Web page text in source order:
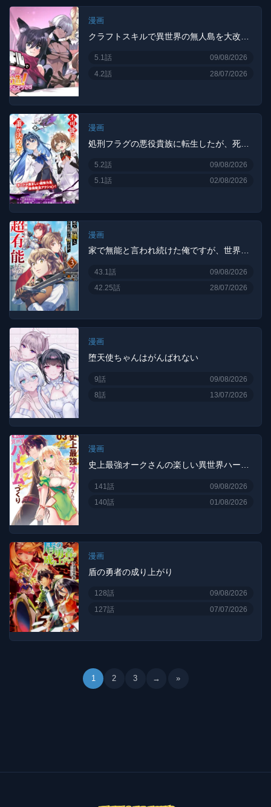
漫画
5.1話 09/08/2026
4.2話 28/07/2026
漫画
処刑フラグの悪役貴族に転生したが、死にたくないので闇魔法を極めてヒロインたちを救います
5.2話 09/08/2026
5.1話 02/08/2026
漫画
家で無能と言われ続けた俺ですが、世界的には超有能だったようです
43.1話 09/08/2026
42.25話 28/07/2026
漫画
堕天使ちゃんはがんばれない
9話 09/08/2026
8話 13/07/2026
漫画
史上最強オークさんの楽しい異世界ハーレムづくり
141話 09/08/2026
140話 01/08/2026
漫画
盾の勇者の成り上がり
128話 09/08/2026
127話 07/07/2026
1 2 3 → »